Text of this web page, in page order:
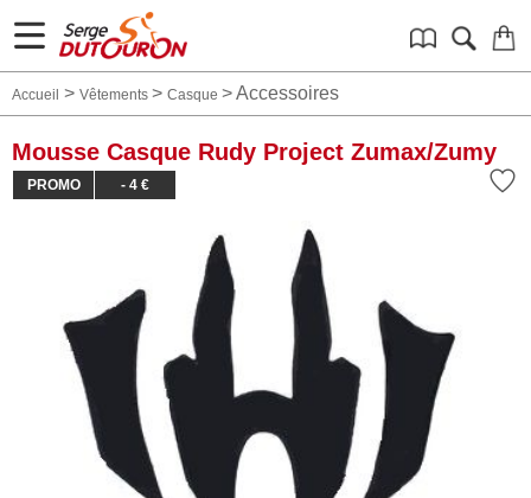
Accueil > Vêtements > Casque >Accessoires
Mousse Casque Rudy Project Zumax/Zumy
PROMO - 4 €